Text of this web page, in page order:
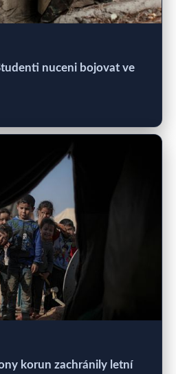
nuceni bojovat ve
korun zachránily letní